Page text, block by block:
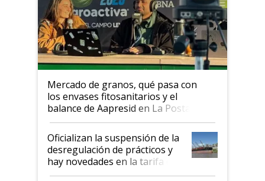
Mercado de granos, qué pasa con
los envases fitosanitarios y el
balance de Aapresid en La Posta
Oficializan la suspensión de la
desregulación de prácticos y
hay novedades en la tarifa de
la hidrovía